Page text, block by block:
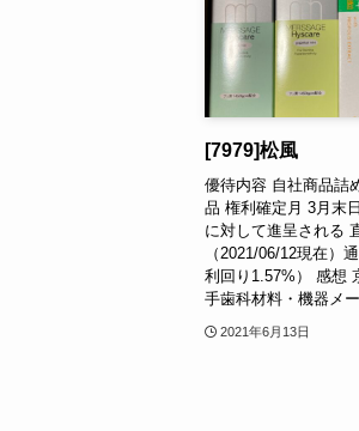
[7979]松風
優待内容 自社商品詰
品 権利確定月 3月末
に対して進呈される
（2021/06/12現在）
利回り1.57%） 感想
手歯科材料・機器メ
2021年6月13日